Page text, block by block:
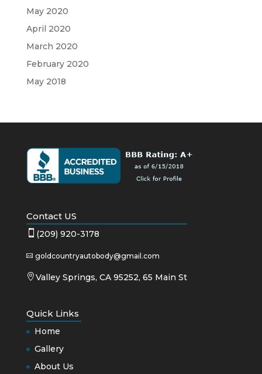
May 2020
April 2020
March 2020
February 2020
May 2018
Contact US
 (209) 920-3178
 goldcountryautobody@gmail.com
 Valley Springs, CA 95252, 65 Main St
Quick Links
Home
Gallery
About Us